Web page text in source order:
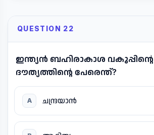
QUESTION 22
ഇന്ത്യൻ ബഹിരാകാശ
ദൗത്യത്തിന്റെ പേരെന്ത്?
A ചന്ദ്രയാൻ